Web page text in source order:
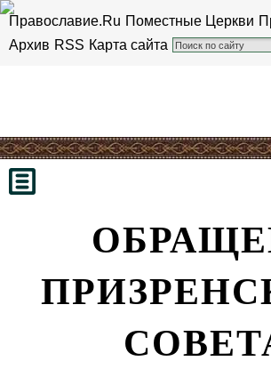
Православие.Ru Поместные Церкви
Архив RSS Карта сайта